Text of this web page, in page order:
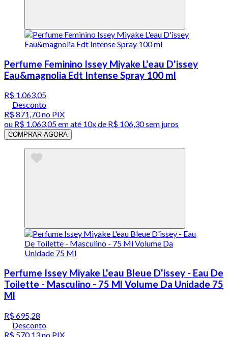
Perfume Feminino Issey Miyake L'eau D'issey
Eau&magnolia Edt Intense Spray 100 ml
R$ 1.063,05
Desconto
R$ 871,70no PIX
ou R$ 1.063,05em até 10x de R$ 106,30 sem juros
COMPRAR AGORA
Perfume Issey Miyake L'eau Bleue D'issey - Eau De
Toilette - Masculino - 75 Ml Volume Da Unidade 75
Ml
R$ 695,28
Desconto
R$ 570,13no PIX